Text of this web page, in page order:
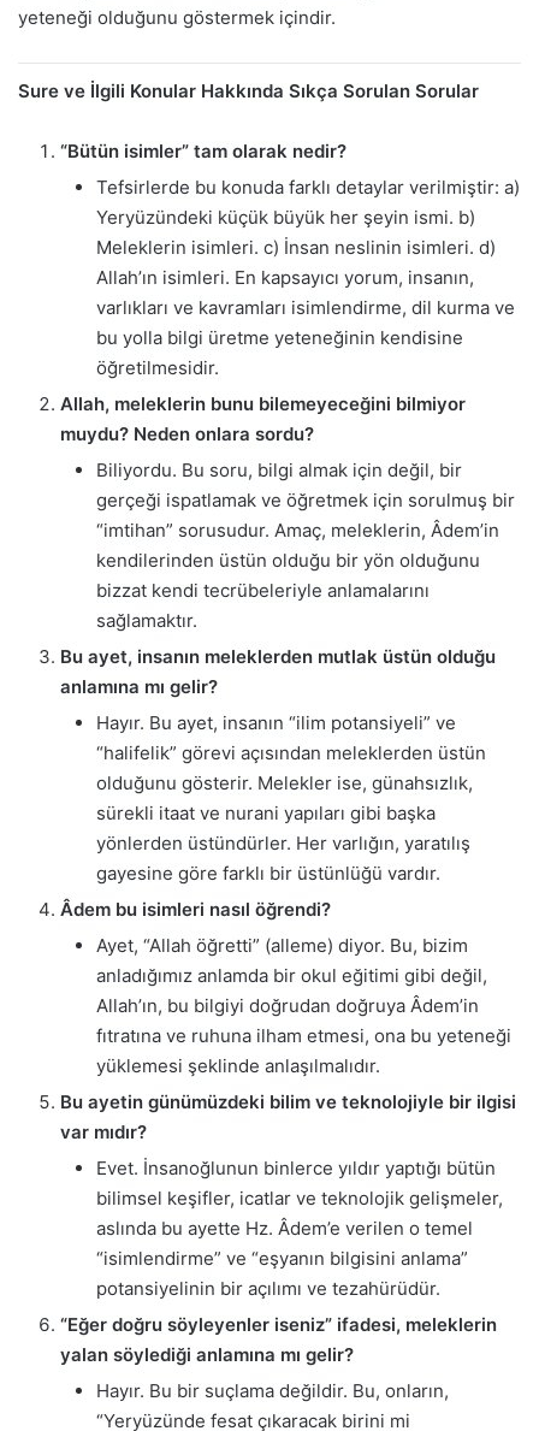
yeteneği olduğunu göstermek içindir.
Sure ve İlgili Konular Hakkında Sıkça Sorulan Sorular
“Bütün isimler” tam olarak nedir?
Tefsirlerde bu konuda farklı detaylar verilmiştir: a)
Yeryüzündeki küçük büyük her şeyin ismi. b)
Meleklerin isimleri. c) İnsan neslinin isimleri. d)
Allah’ın isimleri. En kapsayıcı yorum, insanın,
varlıkları ve kavramları isimlendirme, dil kurma ve
bu yolla bilgi üretme yeteneğinin kendisine
öğretilmesidir.
Allah, meleklerin bunu bilemeyeceğini bilmiyor
muydu? Neden onlara sordu?
Biliyordu. Bu soru, bilgi almak için değil, bir
gerçeği ispatlamak ve öğretmek için sorulmuş bir
“imtihan” sorusudur. Amaç, meleklerin, Âdem’in
kendilerinden üstün olduğu bir yön olduğunu
bizzat kendi tecrübeleriyle anlamalarını
sağlamaktır.
Bu ayet, insanın meleklerden mutlak üstün olduğu
anlamına mı gelir?
Hayır. Bu ayet, insanın “ilim potansiyeli” ve
“halifelik” görevi açısından meleklerden üstün
olduğunu gösterir. Melekler ise, günahsızlık,
sürekli itaat ve nurani yapıları gibi başka
yönlerden üstündürler. Her varlığın, yaratılış
gayesine göre farklı bir üstünlüğü vardır.
Âdem bu isimleri nasıl öğrendi?
Ayet, “Allah öğretti” (alleme) diyor. Bu, bizim
anladığımız anlamda bir okul eğitimi gibi değil,
Allah’ın, bu bilgiyi doğrudan doğruya Âdem’in
fıtratına ve ruhuna ilham etmesi, ona bu yeteneği
yüklemesi şeklinde anlaşılmalıdır.
Bu ayetin günümüzdeki bilim ve teknolojiyle bir ilgisi
var mıdır?
Evet. İnsanoğlunun binlerce yıldır yaptığı bütün
bilimsel keşifler, icatlar ve teknolojik gelişmeler,
aslında bu ayette Hz. Âdem’e verilen o temel
“isimlendirme” ve “eşyanın bilgisini anlama”
potansiyelinin bir açılımı ve tezahürüdür.
“Eğer doğru söyleyenler iseniz” ifadesi, meleklerin
yalan söylediği anlamına mı gelir?
Hayır. Bu bir suçlama değildir. Bu, onların,
“Yeryüzünde fesat çıkaracak birini mi